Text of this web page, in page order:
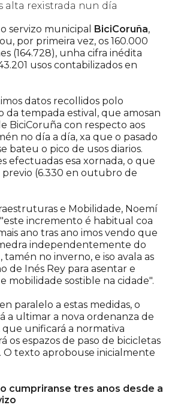
alta rexistrada nun día
servizo municipal BiciCoruña,
por primeira vez, os 160.000
(164.728), unha cifra inédita
usos contabilizados en
datos recollidos polo
da tempada estival, que amosan
BiciCoruña con respecto aos
no día a día, xa que o pasado
bateu o pico de usos diarios.
efectuadas esa xornada, o que
previo (6.330 en outubro de
e Mobilidade, Noemí
incremento é habitual coa
ano tras ano imos vendo que
independentemente do
no inverno, e iso avala as
de Inés Rey para asentar e
mobilidade sostible na cidade".
paralelo a estas medidas, o
a ultimar a nova ordenanza de
unificará a normativa
os espazos de paso de bicicletas
O texto aprobouse inicialmente
cumpriranse tres anos desde a